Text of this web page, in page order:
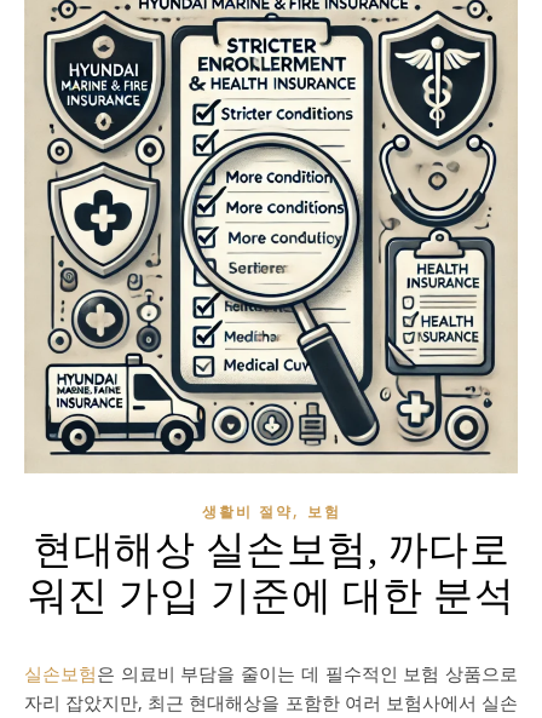
생활비 절약, 보험
현대해상 실손보험, 까다로
워진 가입 기준에 대한 분석
실손보험은 의료비 부담을 줄이는 데 필수적인 보험 상품으로
자리 잡았지만, 최근 현대해상을 포함한 여러 보험사에서 실손